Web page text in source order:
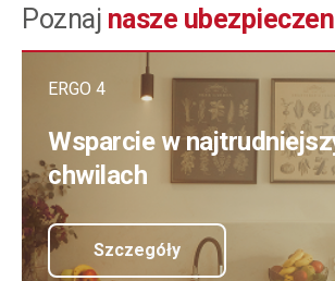
Poznaj nasze
ERGO 4
Wsparcie w
chwilach
Szczegóły